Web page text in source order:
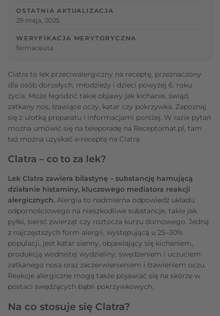
OSTATNIA AKTUALIZACJA
29 maja, 2025
WERYFIKACJA MERYTORYCZNA
farmaceuta
Clatra to lek przeciwalergiczny na receptę, przeznaczony
dla osób dorosłych, młodzieży i dzieci powyżej 6. roku
życia. Może łagodzić takie objawy jak kichanie, świąd,
zatkany nos, łzawiące oczy, katar czy pokrzywka. Zapoznaj
się z ulotką preparatu i informacjami poniżej. W razie pytań
można umówić się na teleporadę na Receptomat.pl, tam
też można uzyskać e-receptę na Clatra.
Clatra – co to za lek?
Lek Clatra zawiera bilastynę – substancję hamującą
działanie histaminy, kluczowego mediatora reakcji
alergicznych. Alergia to nadmierna odpowiedź układu
odpornościowego na nieszkodliwe substancje, takie jak
pyłki, sierść zwierząt czy roztocza kurzu domowego. Jedną
z najczęstszych form alergii, występującą u 25–30%
populacji, jest katar sienny, objawiający się kichaniem,
produkcją wodnistej wydzieliny, swędzeniem i uczuciem
zatkanego nosa oraz zaczerwienieniem i łzawieniem oczu.
Reakcje alergiczne mogą także pojawiać się na skórze w
postaci swędzących bąbli pokrzywkowych.
Na co stosuje się Clatra?